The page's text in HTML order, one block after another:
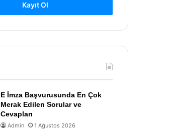
Kayıt Ol
E İmza Başvurusunda En Çok
Merak Edilen Sorular ve
Cevapları
Admin 1 Ağustos 2026